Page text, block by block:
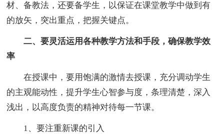
材、备教法，还要备学生，以保证在课堂教学中做到有
的放矢，突出重点，把握关键点。
二、要灵活运用各种教学方法和手段，确保教学效
率
在授课中，要用饱满的激情去授课，充分调动学生
的主观能动性，提升学生心智参与度，条理清楚，深入
浅出，以高度负责的精神对待每一节课。
1、要注重新课的引入